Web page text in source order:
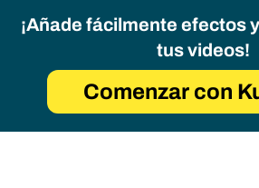
¡Añade fácilmente efectos
tus videos!
Comenzar con